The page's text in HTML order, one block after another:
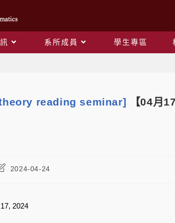
系所成員 學生專區
reading seminar] 【04月
2024-04-24
2024